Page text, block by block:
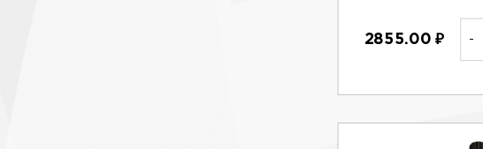
2855.00₽ -